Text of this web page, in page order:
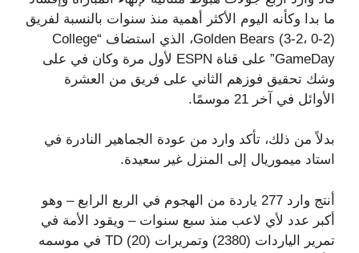
ما بدا وكأنه اليوم الأكثر أهمية منذ سنوات بالنسبة لفريق
Golden Bears (3-2، 0-2)، الذي استضاف “College
GameDay” على قناة ESPN لأول مرة وكان في على
وشك تحقيق فوزهم الثاني على فريق من العشرة
الأوائل في آخر 21 موسمًا.
بدلاً من ذلك، تأكد وارد من عودة الجماهير النادرة في
استاد ميموريال إلى المنزل غير سعيدة.
أنتج وارد 277 ياردة من الهجوم في الربع الرابع – وهو
أكبر عدد لأي لاعب منذ سبع سنوات – ويقود الأمة في
تمرير الياردات (2380) وتمريرات TD (20) في موسمه